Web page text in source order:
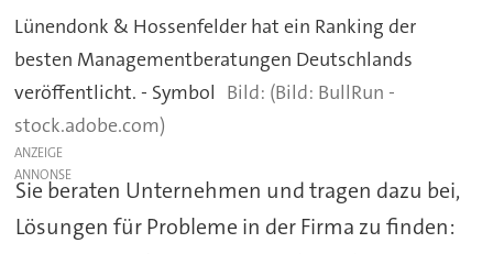
Lünendonk & Hossenfelder hat ein Ranking der
besten Managementberatungen Deutschlands
veröffentlicht. - Symbol
(Bild: BullRun -
stock.adobe.com)
ANZEIGE
Sie beraten Unternehmen und tragen dazu bei,
Lösungen für Probleme in der Firma zu finden: